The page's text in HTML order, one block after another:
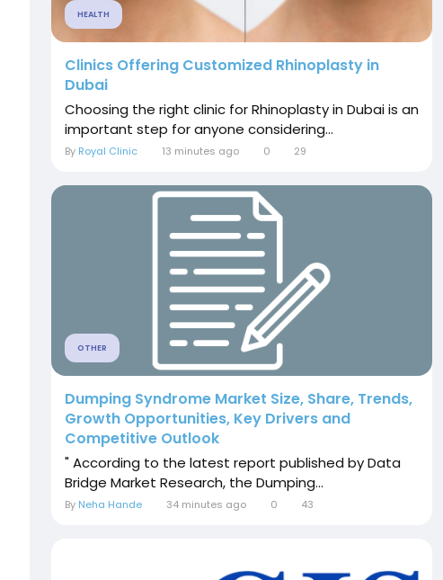
HEALTH
Clinics Offering Customized Rhinoplasty in
Dubai
Choosing the right clinic for Rhinoplasty in Dubai is an
important step for anyone considering...
By Royal Clinic 13 minutes ago 0 29
OTHER
Dumping Syndrome Market Size, Share, Trends,
Growth Opportunities, Key Drivers and
Competitive Outlook
" According to the latest report published by Data
Bridge Market Research, the Dumping...
By Neha Hande 34 minutes ago 0 43